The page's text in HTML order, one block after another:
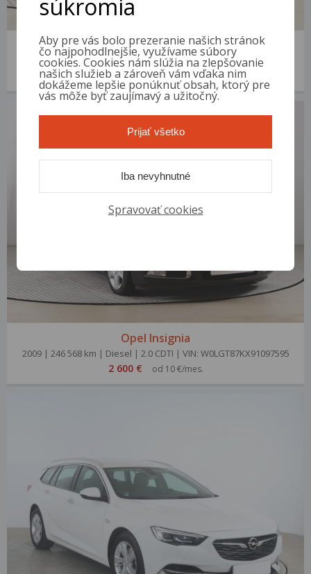
Opel Insignia
2012 | 183 779 km | Diesel | 2.0 CDTI | VIN: W0LGM8EM0C1080703
3 400 € od 12 €/mes.
Opel Insignia
2009 | 246 568 km | Diesel | 2.0 CDTI | VIN: W0LGT87KX91097595
2 600 € od 10 €/mes.
súkromia
Aby pre vás bolo prezeranie našich stránok
čo najpohodlnejšie, využívame súbory
cookies. Cookies nám slúžia na zlepšovanie
našich služieb a zároveň vám vďaka nim
dokážeme lepšie ponúknuť obsah, ktorý pre
vás môže byť zaujímavý a užitočný.
Spravovať cookies
Iba nevyhnutné
Prijať všetko